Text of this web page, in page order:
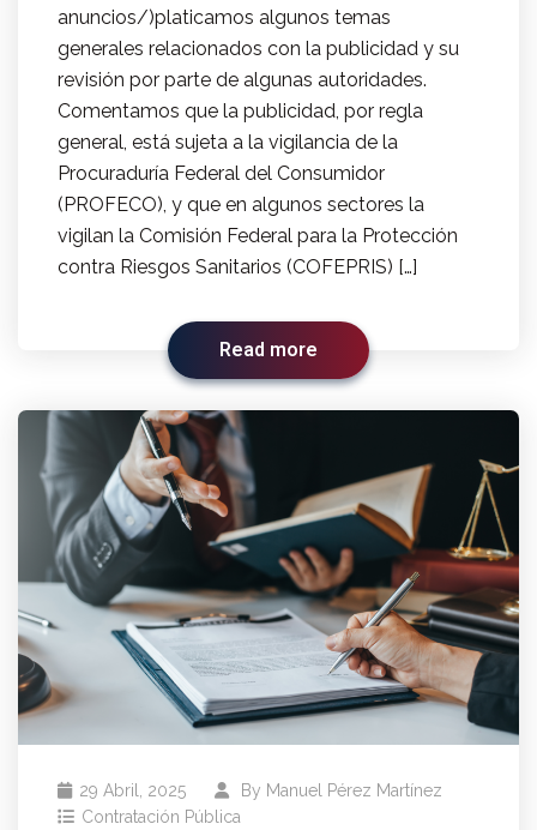
anuncios/)platicamos algunos temas
generales relacionados con la publicidad y su
revisión por parte de algunas autoridades.
Comentamos que la publicidad, por regla
general, está sujeta a la vigilancia de la
Procuraduría Federal del Consumidor
(PROFECO), y que en algunos sectores la
vigilan la Comisión Federal para la Protección
contra Riesgos Sanitarios (COFEPRIS) […]
Read more
29 Abril, 2025 By Manuel Pérez Martínez
Contratación Pública